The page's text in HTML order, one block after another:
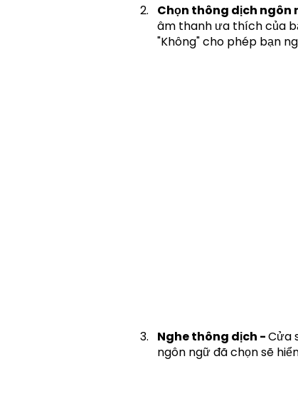
Chọn thông dịch ngôn
âm thanh ưa thích của
"Không" cho phép bạn
Nghe thông dịch -Cửa
ngôn ngữ đã chọn sẽ